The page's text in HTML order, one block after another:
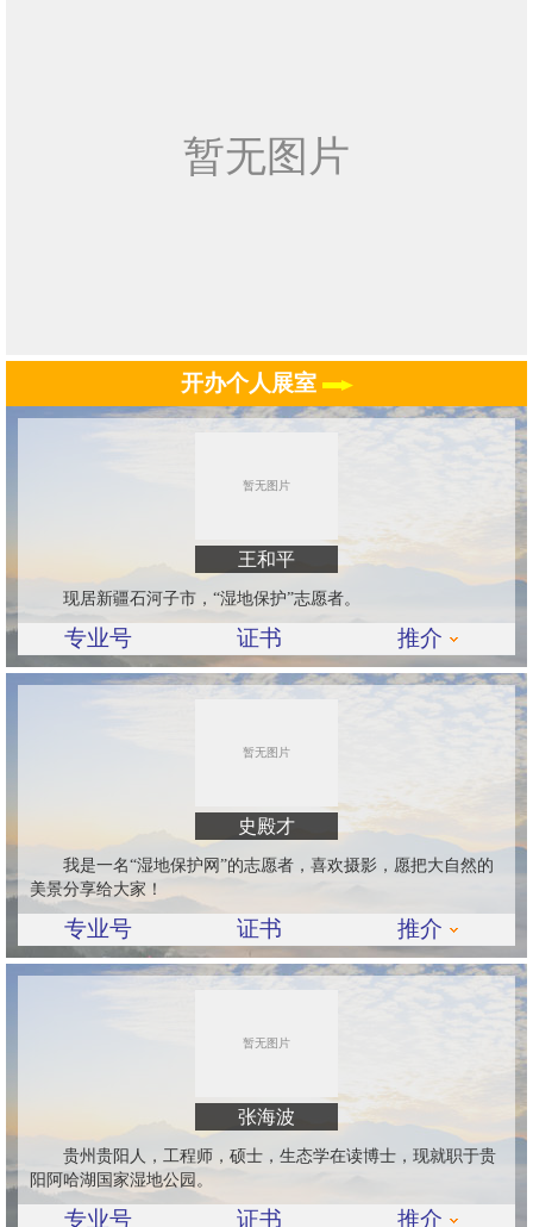
开办个人展室
王和平
现居新疆石河子市，“湿地保护”志愿者。
专业号 证书 推介
史殿才
我是一名“湿地保护网”的志愿者，喜欢摄影，愿把大自然的
美景分享给大家！
专业号 证书 推介
张海波
贵州贵阳人，工程师，硕士，生态学在读博士，现就职于贵
阳阿哈湖国家湿地公园。
专业号 证书 推介